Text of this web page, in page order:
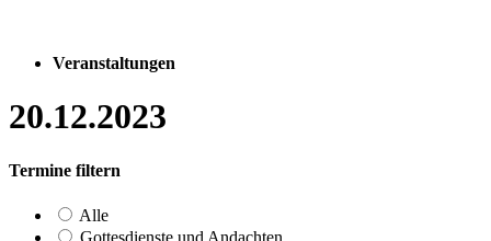
Veranstaltungen
20.12.2023
Termine filtern
Alle